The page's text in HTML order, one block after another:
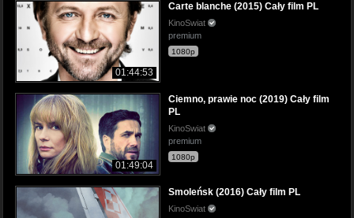
01:44:53
Carte blanche (2015) Cały film PL
KinoSwiat
premium
1080p
01:49:04
Ciemno, prawie noc (2019) Cały film
PL
KinoSwiat
premium
1080p
Smoleńsk (2016) Cały film PL
KinoSwiat